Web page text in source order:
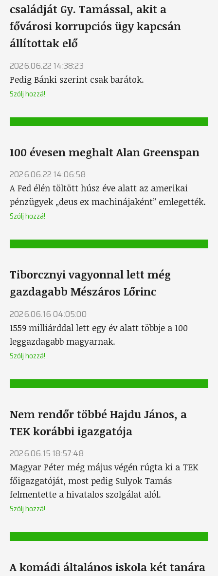
családját Gy. Tamással, akit a
fővárosi korrupciós ügy kapcsán
állítottak elő
2026.06.22 14:38:23
Pedig Bánki szerint csak barátok.
Szólj hozzá!
100 évesen meghalt Alan Greenspan
2026.06.22 14:06:58
A Fed élén töltött húsz éve alatt az amerikai
pénzügyek „deus ex machinájaként” emlegették.
Szólj hozzá!
Tiborcznyi vagyonnal lett még
gazdagabb Mészáros Lőrinc
2026.06.16 04:05:00
1559 milliárddal lett egy év alatt többje a 100
leggazdagabb magyarnak.
Szólj hozzá!
Nem rendőr többé Hajdu János, a
TEK korábbi igazgatója
2026.06.15 18:57:48
Magyar Péter még május végén rúgta ki a TEK
főigazgatóját, most pedig Sulyok Tamás
felmentette a hivatalos szolgálat alól.
Szólj hozzá!
A komádi általános iskola két tanára